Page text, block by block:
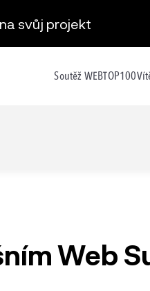
na svůj projekt
Soutěž WEBTOP100
Web